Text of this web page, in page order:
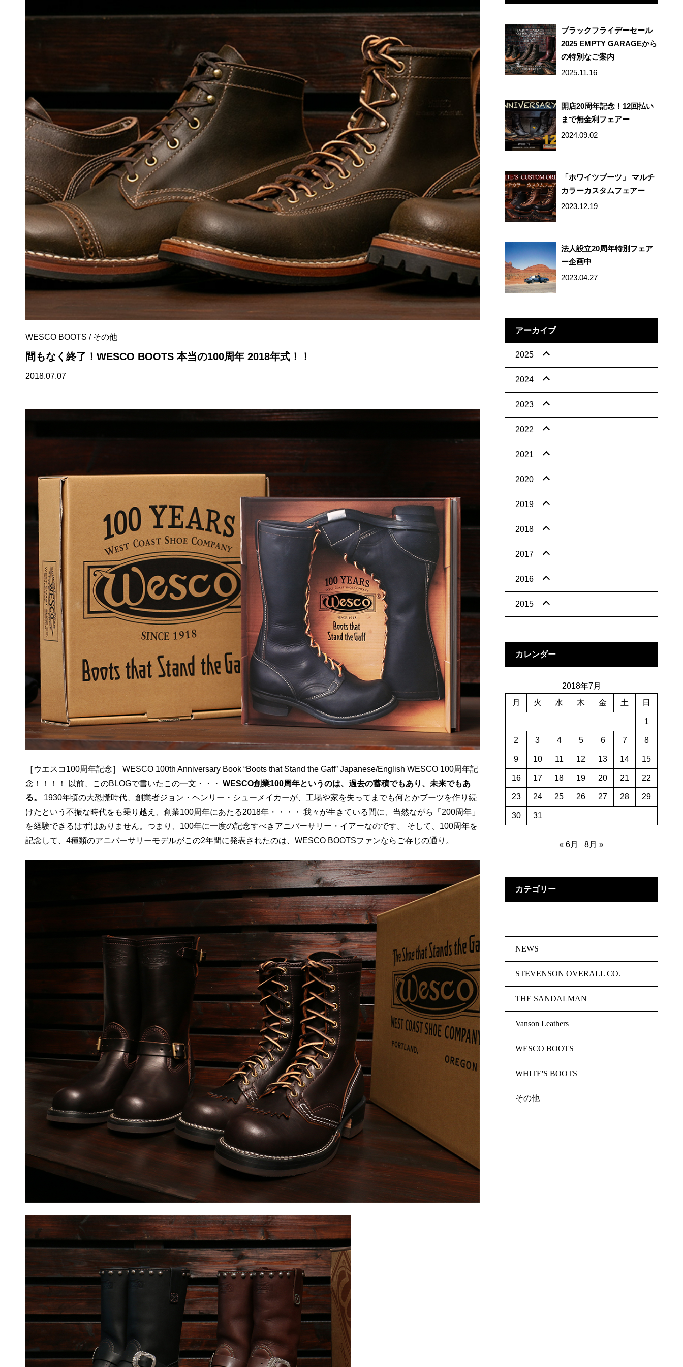
WESCO BOOTS / その他
間もなく終了！WESCO BOOTS 本当の100周年 2018年式！！
2018.07.07
［ウエスコ100周年記念］ WESCO 100th Anniversary Book “Boots that Stand the Gaff” Japanese/English WESCO 100周年記
念！！！！ 以前、このBLOGで書いたこの一文・・・ WESCO創業100周年というのは、過去の蓄積でもあり、未来でもあ
る。
1930年頃の大恐慌時代、創業者ジョン・ヘンリー・シューメイカーが、工場や家を失ってまでも何とかブーツを作り続
けたという不振な時代をも乗り越え、創業100周年にあたる2018年・・・・ 我々が生きている間に、当然ながら「200周年」
を経験できるはずはありません。つまり、100年に一度の記念すべきアニバーサリー・イアーなのです。 そして、100周年を
記念して、4種類のアニバーサリーモデルがこの2年間に発表されたのは、WESCO BOOTSファンならご存じの通り。
ブラックフライデーセール
2025 EMPTY GARAGEから
の特別なご案内
2025.11.16
開店20周年記念！12回払い
まで無金利フェアー
2024.09.02
「ホワイツブーツ」 マルチ
カラーカスタムフェアー
2023.12.19
法人設立20周年特別フェア
ー企画中
2023.04.27
アーカイブ
2025
2024
2023
2022
2021
2020
2019
2018
2017
2016
2015
カレンダー
2018年7月
月
火 水 木 金 土 日
1
2 3 4 5 6 7 8
9 10 11 12 13 14 15
16 17 18 19 20 21 22
23 24 25 26 27 28 29
30 31
« 6月 8月 »
カテゴリー
–
NEWS
STEVENSON OVERALL CO.
THE SANDALMAN
Vanson Leathers
WESCO BOOTS
WHITE'S BOOTS
その他